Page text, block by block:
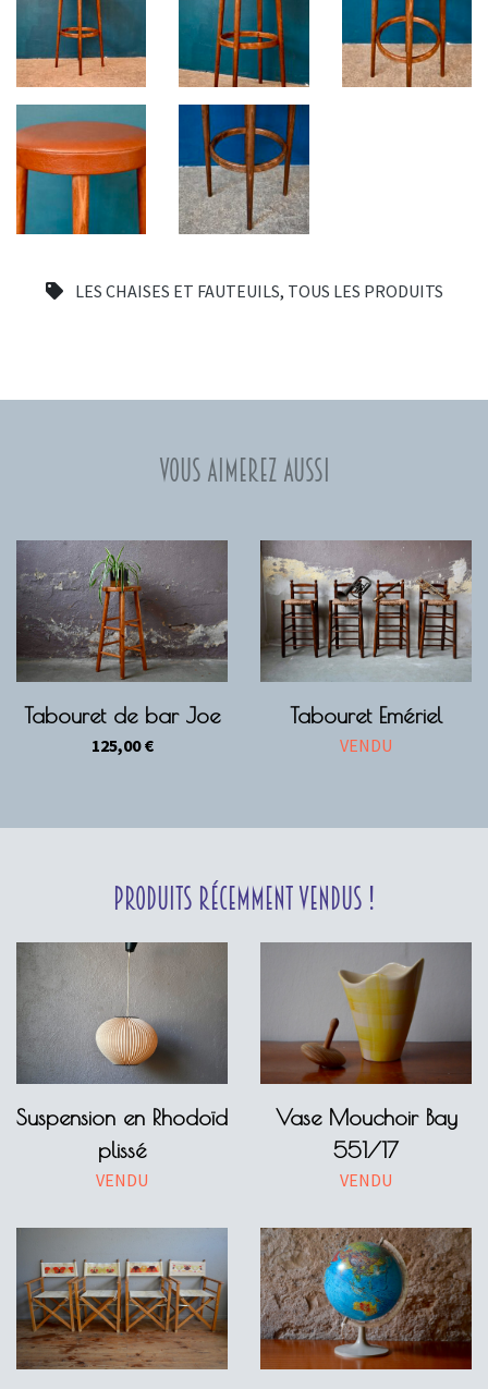
LES CHAISES ET FAUTEUILS, TOUS LES PRODUITS
Vous aimerez aussi
Tabouret de bar Joe
125,00€
Tabouret Emériel
VENDU
Produits récemment vendus !
Suspension en Rhodoïd
plissé
VENDU
Vase Mouchoir Bay
551/17
VENDU